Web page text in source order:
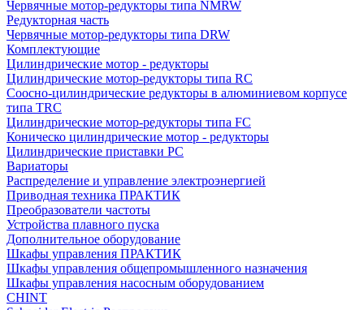
Червячные мотор-редукторы типа NMRW
Редукторная часть
Червячные мотор-редукторы типа DRW
Комплектующие
Цилиндрические мотор - редукторы
Цилиндрические мотор-редукторы типа RC
Соосно-цилиндрические редукторы в алюминиевом корпусе
типа TRC
Цилиндрические мотор-редукторы типа FC
Коническо цилиндрические мотор - редукторы
Цилиндрические приставки PC
Вариаторы
Распределение и управление электроэнергией
Приводная техника ПРАКТИК
Преобразователи частоты
Устройства плавного пуска
Дополнительное оборудование
Шкафы управления ПРАКТИК
Шкафы управления общепромышленного назначения
Шкафы управления насосным оборудованием
CHINT